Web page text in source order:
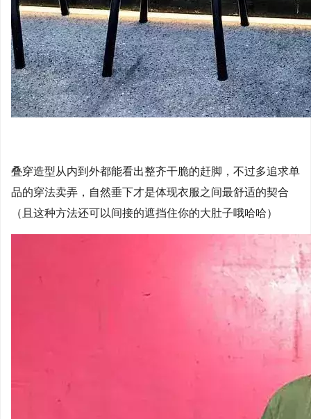
叠穿造型从内到外都能看出整齐干脆的赶脚，不过多追求单
品的穿法卖弄，自然垂下才是体现衣服之间最舒适的契合
（且这种方法还可以间接的遮挡住你的大肚子哦哈哈）